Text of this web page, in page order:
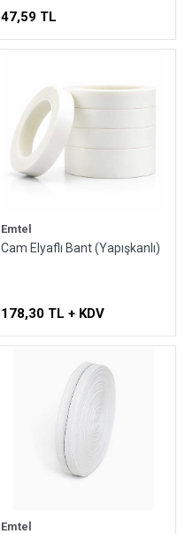
47,59 TL
Emtel
Cam Elyaflı Bant (Yapışkanlı)
178,30 TL + KDV
Emtel